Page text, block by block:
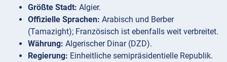
Größte Stadt: Algier.
Offizielle Sprachen: Arabisch und Berber
(Tamazight); Französisch ist ebenfalls weit verbreitet.
Währung: Algerischer Dinar (DZD).
Regierung: Einheitliche semipräsidentielle Republik.